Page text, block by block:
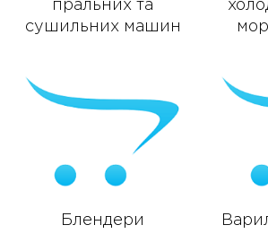
пральних та
сушильних машин
Блендери